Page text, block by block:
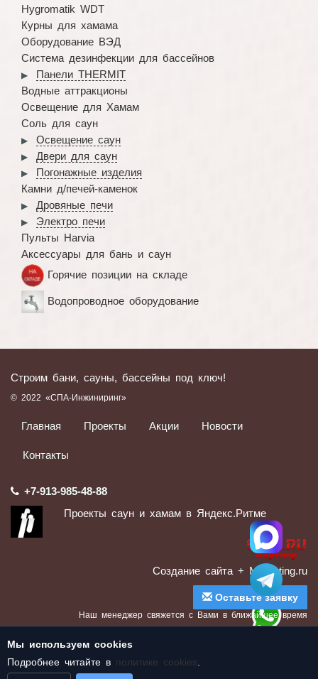
Hygromatik WDT
Курны для хамама
Оборудование ВЭД
Система дезинфекции для бассейнов
Панели THERMIT
Водные аттракционы
Освещение для Хамам
Соль для саун
Освещение саун
Двери для саун
Погонажные изделия
Камни д/печей-каменок
Дровяные печи
Электро печи
Пульты Harvia
Аксессуары для бань и саун
Горячие позиции на складе
Водопроводное оборудование
Строим бани, сауны, бассейны под ключ!
© 2022 «СПА-Инжиниринг»
Главная Проекты Акции Новости
Контакты
+7-913-985-48-88
Проекты саун и хамам в Яндекс.Ритме
Создание сайта + Marketing.ru
Оставьте заявку
Наш менеджер свяжется с Вами в ближайшее время
Мы используем cookies
Подробнее читайте в политике cookies